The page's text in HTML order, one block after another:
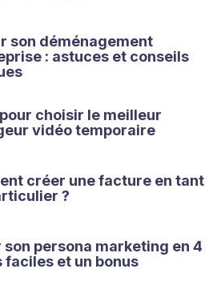
son déménagement
: astuces et conseils
choisir le meilleur
vidéo temporaire
créer une facture en tant
?
son persona marketing en 4
faciles et un bonus